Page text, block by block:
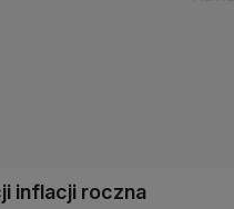
inflacji roczna